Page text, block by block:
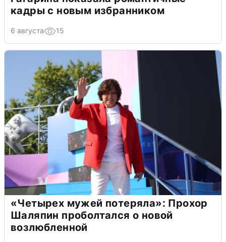
кадры с новым избранником
6 августа 15
«Четырех мужей потеряла»: Прохор
Шаляпин проболтался о новой
возлюбленной